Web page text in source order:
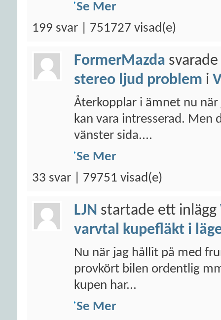
Se Mer
199 svar | 751727 visad(e)
FormerMazda
stereo ljud problem i
Återkopplar i ämnet nu
kan vara intresserad. Men
vänster sida....
Se Mer
33 svar | 79751 visad(e)
LJN startade ett inlägg
varvtal kupefläkt i
Nu när jag hållit på med
provkört bilen ordentlig
kupen har...
Se Mer